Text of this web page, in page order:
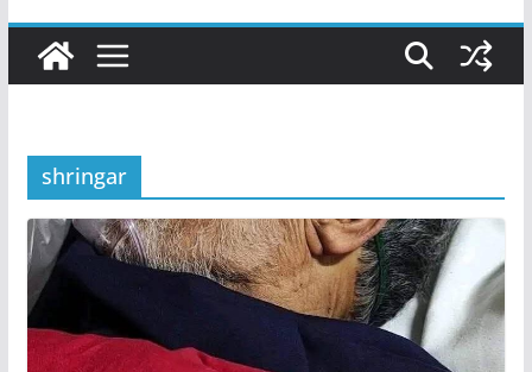
shringar